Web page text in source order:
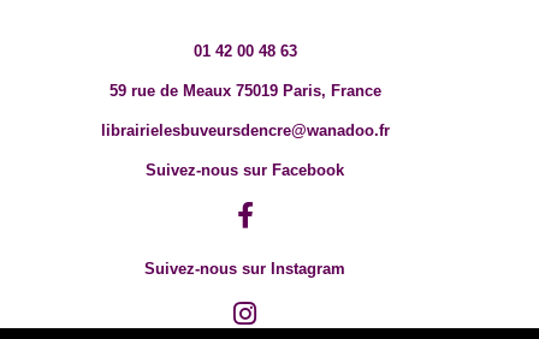
01 42 00 48 63
59 rue de Meaux 75019 Paris, France
librairielesbuveursdencre@wanadoo.fr
Suivez-nous sur Facebook
Suivez-nous sur Instagram